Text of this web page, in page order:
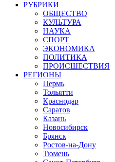
РУБРИКИ
ОБЩЕСТВО
КУЛЬТУРА
НАУКА
СПОРТ
ЭКОНОМИКА
ПОЛИТИКА
ПРОИСШЕСТВИЯ
РЕГИОНЫ
Пермь
Тольятти
Краснодар
Саратов
Казань
Новосибирск
Брянск
Ростов-на-Дону
Тюмень